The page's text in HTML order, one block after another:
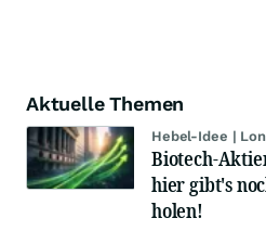
Aktuelle Themen
Hebel-Idee |
Biotech-
hier gibt's
holen!